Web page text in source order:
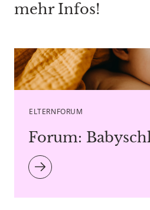
mehr Infos!
Caption Bostan Natalia -
ELTERNFORUM
Forum: